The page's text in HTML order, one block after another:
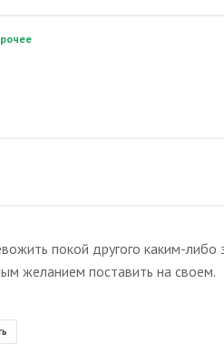
покой другого каким-
желанием поставить на своем.